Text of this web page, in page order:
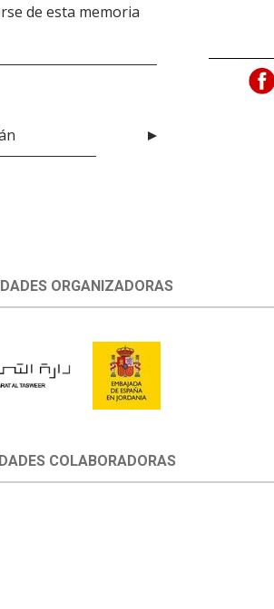
de esta memoria
ORGANIZADORAS
COLABORADORAS